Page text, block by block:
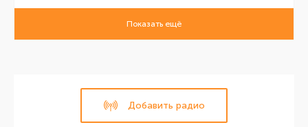
Показать ещё
Добавить радио